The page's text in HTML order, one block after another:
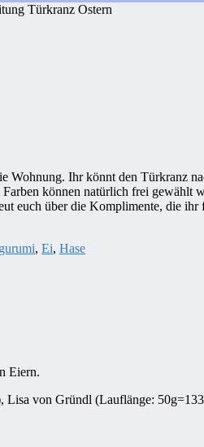
Türkranz Ostern
Ihr könnt den Türkranz
können natürlich frei gewählt
euch über die Komplimente, die ihr
, Ei, Hase
Eiern.
von Gründl (Lauflänge: